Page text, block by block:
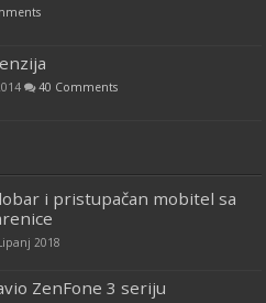
40 Comments
i pristupačan mobitel sa
2018
ZenFone 3 seriju